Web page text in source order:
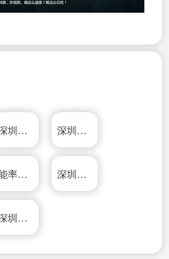
深圳车辆质押 深圳汽车担保
能率（中国）投资有限公司 深圳市大河标识有限公司
深圳市鹏劳人力资源管理有限公司